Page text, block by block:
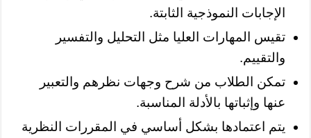
الإجابات النموذجية الثابتة.
تقيس المهارات العليا مثل التحليل والتفسير
والتقييم.
تمكن الطلاب من شرح وجهات نظرهم والتعبير
عنها وإثباتها بالأدلة المناسبة.
يتم اعتمادها بشكل أساسي في المقررات النظرية